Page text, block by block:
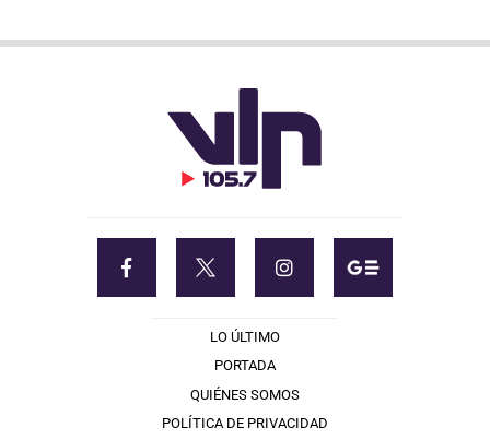
LO ÚLTIMO
PORTADA
QUIÉNES SOMOS
POLÍTICA DE PRIVACIDAD